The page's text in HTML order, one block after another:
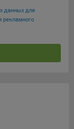
г. Москва, ул.
Адрес: Google,
Pkwy,
данных для
рекламного